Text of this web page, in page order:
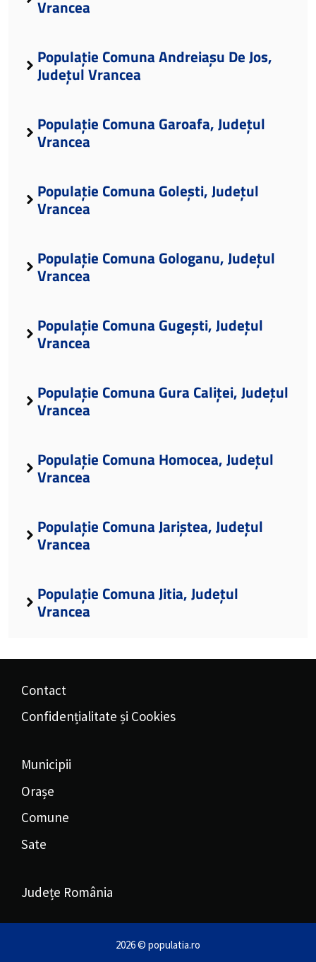
Vrancea
Populație Comuna Andreiașu De Jos,
Județul Vrancea
Populație Comuna Garoafa, Județul
Vrancea
Populație Comuna Golești, Județul
Vrancea
Populație Comuna Gologanu, Județul
Vrancea
Populație Comuna Gugești, Județul
Vrancea
Populație Comuna Gura Caliței, Județul
Vrancea
Populație Comuna Homocea, Județul
Vrancea
Populație Comuna Jariștea, Județul
Vrancea
Populație Comuna Jitia, Județul
Vrancea
Contact
Confidențialitate și Cookies
Municipii
Orașe
Comune
Sate
Județe România
2026 © populatia.ro